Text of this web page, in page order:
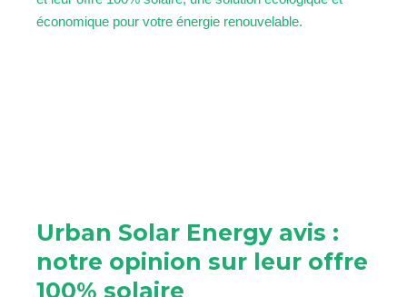
Urban Solar Energy avis :
notre opinion sur leur offre
100% solaire